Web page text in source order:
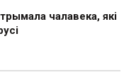
чалавека, які